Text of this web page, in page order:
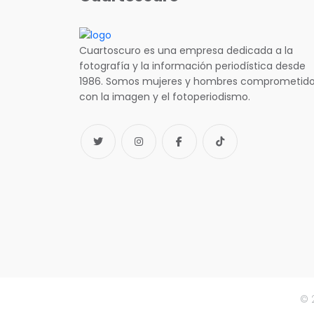
Cuartoscuro es una empresa dedicada a la
fotografía y la información periodística desde
1986. Somos mujeres y hombres
con la imagen y el fotoperiodismo.
©